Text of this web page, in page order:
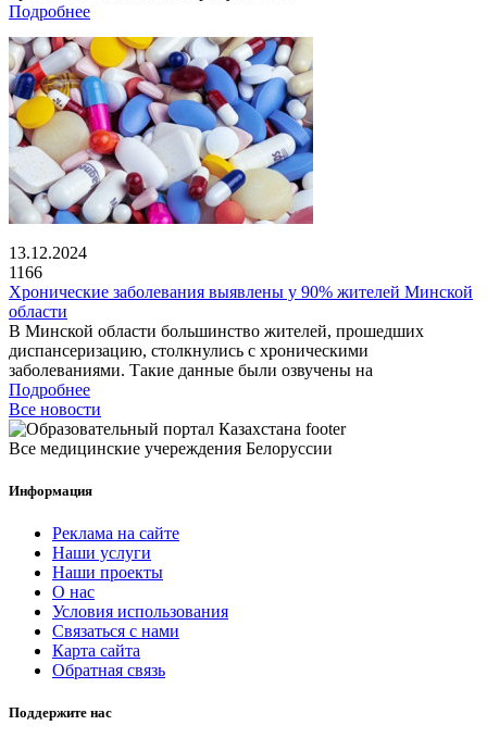
Подробнее
13.12.2024
1166
Хронические заболевания выявлены у 90% жителей Минской
области
В Минской области большинство жителей, прошедших
диспансеризацию, столкнулись с хроническими
заболеваниями. Такие данные были озвучены на
Подробнее
Все новости
Все медицинские учереждения Белоруссии
Информация
Реклама на сайте
Наши услуги
Наши проекты
О нас
Условия использования
Связаться с нами
Карта сайта
Обратная связь
Поддержите нас